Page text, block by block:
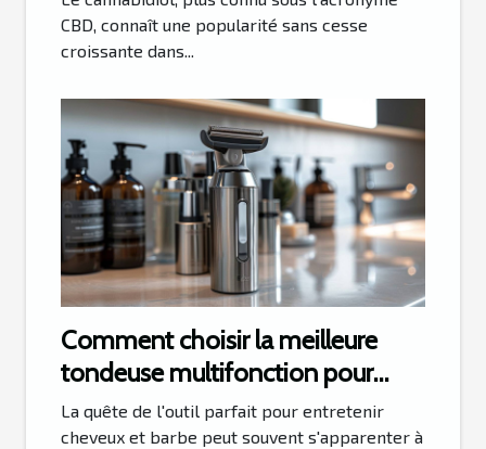
CBD, connaît une popularité sans cesse
croissante dans...
Comment choisir la meilleure
tondeuse multifonction pour
cheveux et barbe
La quête de l'outil parfait pour entretenir
cheveux et barbe peut souvent s'apparenter à